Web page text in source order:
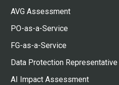
AVG Assessment
PO-as-a-Service
FG-as-a-Service
Data Protection Representative
AI Impact Assessment